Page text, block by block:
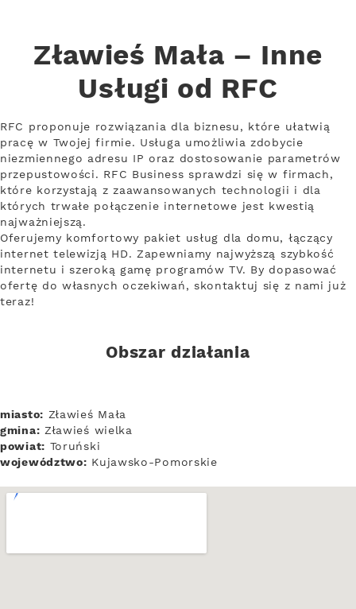
Zławieś Mała – Inne
Usługi od RFC
RFC proponuje rozwiązania dla biznesu, które ułatwią
pracę w Twojej firmie. Usługa umożliwia zdobycie
niezmiennego adresu IP oraz dostosowanie parametrów
przepustowości. RFC Business sprawdzi się w firmach,
które korzystają z zaawansowanych technologii i dla
których trwałe połączenie internetowe jest kwestią
najważniejszą.
Oferujemy komfortowy pakiet usług dla domu, łączący
internet telewizją HD. Zapewniamy najwyższą szybkość
internetu i szeroką gamę programów TV. By dopasować
ofertę do własnych oczekiwań, skontaktuj się z nami już
teraz!
Obszar działania
miasto: Zławieś Mała
gmina: Zławieś wielka
powiat: Toruński
województwo: Kujawsko-Pomorskie